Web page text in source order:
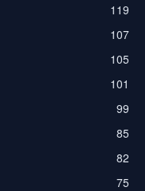
119
107
105
101
99
85
82
75